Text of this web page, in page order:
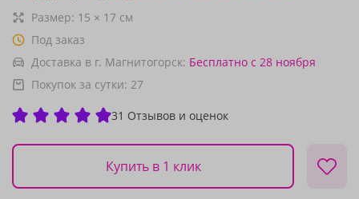
Размер: 15 × 17 см
Под заказ
Доставка в г. Магнитогорск: Бесплатно с 28 ноября
Покупок за сутки: 27
31 Отзывов и оценок
Купить в 1 клик